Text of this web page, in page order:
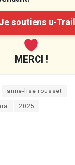
Je soutiens u-Trail
MERCI !
anne-lise rousset
2025